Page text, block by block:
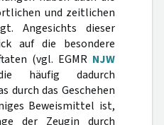
und zeitlichen
Angesichts dieser
auf die besondere
(vgl. EGMR NJW
häufig dadurch
durch das Geschehen
Beweismittel ist,
der Zeugin durch